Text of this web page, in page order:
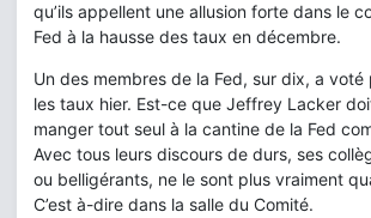
qu’ils appellent une allusion forte dans le
Fed à la hausse des taux en décembre.
Un des membres de la Fed, sur dix, a
les taux hier. Est-ce que Jeffrey Lacker
manger tout seul à la cantine de la Fed
Avec tous leurs discours de durs, ses
ou belligérants, ne le sont plus vraiment
C’est à-dire dans la salle du Comité.